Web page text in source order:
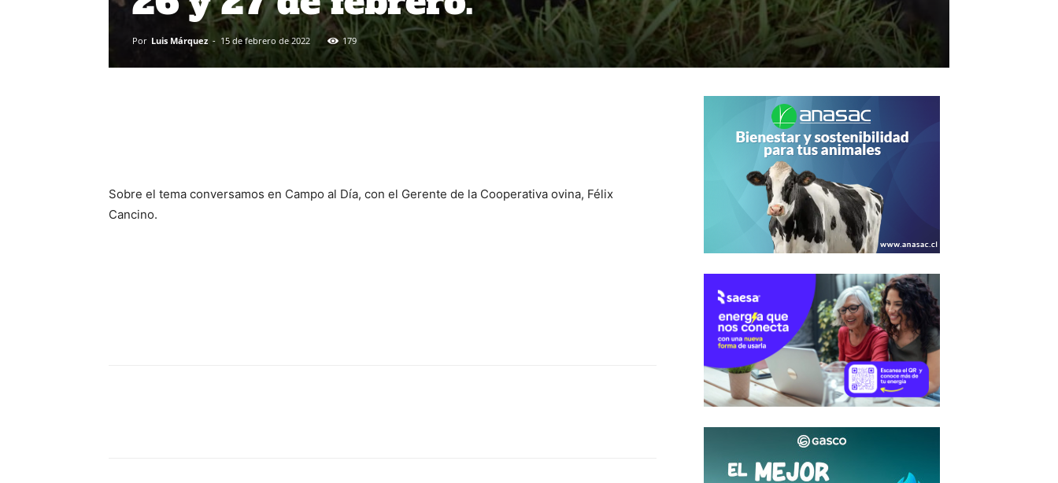
Por Luis Márquez - 15 de febrero de 2022 179
Sobre el tema conversamos en Campo al Día, con el Gerente de la Cooperativa ovina, Félix
Cancino.